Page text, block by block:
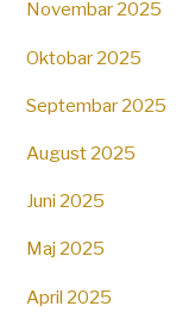
Novembar 2025
Oktobar 2025
Septembar 2025
August 2025
Juni 2025
Maj 2025
April 2025